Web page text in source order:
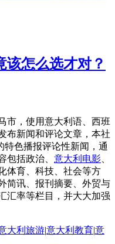
该怎么选才对？
市，使用意大利语、西班
布新闻和评论文章，本社
特色播报评论性新闻，通
包括政治、 意大利电影
体育、科技、社会等方
简讯、报刊摘要、外贸与
汇率等栏目，并大大加强
大利旅游|意大利教育|意